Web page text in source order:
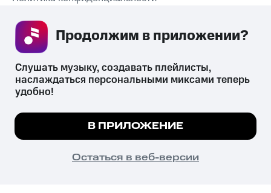
СКАЧАТЬ ПРИЛОЖЕНИЕ
психотропных веществ, их аналогов причиняет вред здоровью,
их незаконный оборот запрещён и влечёт установленную
законодательством ответственность.
© 2026 ООО «КИОН».
Все права защищены
Мы используем куки, чтобы на сайте все
Подробнее
ПОНЯТНО
Слушать музыку, создавать плейлисты,
наслаждаться персональными миксами теперь
удобно!
В ПРИЛОЖЕНИЕ
Остаться в веб-версии